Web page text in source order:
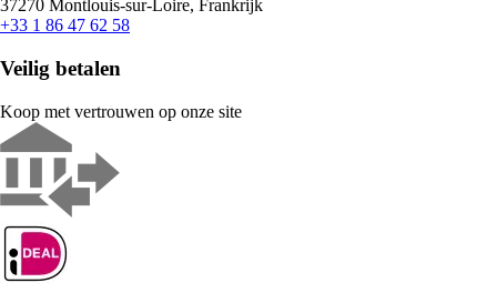
37270 Montlouis-sur-Loire, Frankrijk
+33 1 86 47 62 58
Veilig betalen
Koop met vertrouwen op onze site